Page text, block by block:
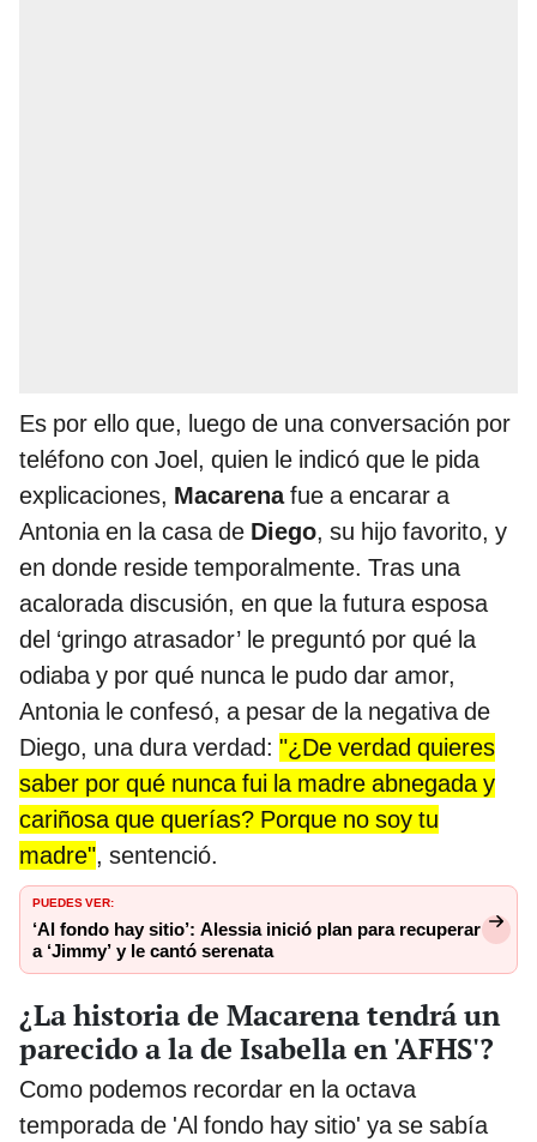
Es por ello que, luego de una conversación por
teléfono con Joel, quien le indicó que le pida
explicaciones, Macarenafue a encarar a
Antonia en la casa de Diego, su hijo favorito, y
en donde reside temporalmente. Tras una
acalorada discusión, en que la futura esposa
del ‘gringo atrasador’ le preguntó por qué la
odiaba y por qué nunca le pudo dar amor,
Antonia le confesó, a pesar de la negativa de
Diego, una dura verdad: "¿De verdad quieres
saber por qué nunca fui la madre abnegada y
cariñosa que querías? Porque no soy tu
madre", sentenció.
PUEDES VER:
‘Al fondo hay sitio’: Alessia inició plan para recuperar
a ‘Jimmy’ y le cantó serenata
¿La historia de Macarena tendrá un
parecido a la de Isabella en 'AFHS'?
Como podemos recordar en la octava
temporada de 'Al fondo hay sitio' ya se sabía